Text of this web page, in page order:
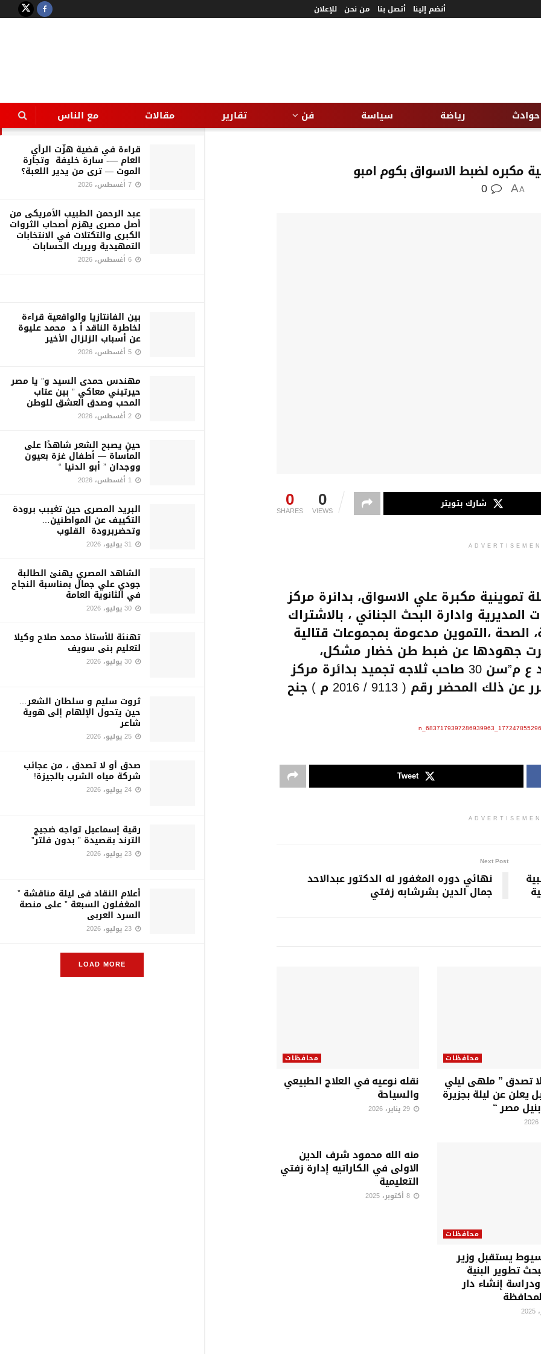
LATEST
امبو
قراءة في قضية هزّت الرأي
العام —- سارة خليفة وتجارة
الموت — ترى من يدير اللعبة؟
عبد الرحمن الطبيب الأمريكى من
أصل مصرى يهزم أصحاب الثروات
الكبرى والتكتلات في الانتخابات
التمهيدية ويربك الحسابات
بين الفانتازيا والواقعية قراءة
لخاطرة الناقد أ د محمد عليوة
عن أسباب الزلزال الأخير
مهندس حمدى السيد و” يا مصر
حيرتيني معاكي ” بين عتاب
المحب وصدق العشق للوطن
حين يصبح الشعر شاهدًا على
المأساة — أطفال غزة بعيون
ووجدان ” أبو الدنيا “
البريد المصرى حين تغيبب برودة
التكييف عن المواطنين…
وتحضربرودة القلوب
الشاهد المصري يهنئ الطالبة
جودي علي جمال بمناسبة النجاح
في الثانوية العامة
تهنئة للأستاذ محمد صلاح وكيلا
لتعليم بنى سويف
ثروت سليم و سلطان الشعر…
حين يتحول الإلهام إلى هوية
شاعر
صدق أو لا تصدق ، من عجائب
شركة مياه الشرب بالجيزة!
رقية إسماعيل تواجه ضجيج
الترند بقصيدة ” بدون فلتر”
أعلام النقاد فى ليلة مناقشة ”
المغفلون السبعة ” على منصة
السرد العربى
LOAD MORE
أنضم إلينا أتصل بنا من نحن للإعلان
حوادث رياضة سياسة فن تقارير مقالات مع الناس
مكبره لضبط الاسواق بكوم امبو
A
A
0
SHARES 0
VIEWS
شارك بتويتر
تموينية مكبرة علي الاسواق، بدائرة مركز
وادارة البحث الجنائي ، بالاشتراك
،التموين مدعومة بمجموعات قتالية
جهودها عن ضبط طن خضار مشكل،
مجهول المصدر،بمحل المدعو ” احمد ع م”سن 30 صاحب ثلاجه تجميد بدائرة مركز
كوم امبو ، ومقيم بذات العنوان ،تحرر عن ذلك المحضر رقم ( 9113 / 2016 م ) جنح
Tweet
Next Post
نهائي دوره المغفور له الدكتور عبدالاحد
جمال الدين بشرشابه زفتي
محافظات
تصدق ” ملهى ليلي
يعلن عن ليلة بجزيرة
مصر “
محافظات
نقله نوعيه في العلاج الطبيعي
والسياحة
محافظات
يستقبل وزير
تطوير البنية
ودراسة إنشاء دار
منه الله محمود شرف الدين
الاولى في الكاراتيه إدارة زفتي
التعليمية